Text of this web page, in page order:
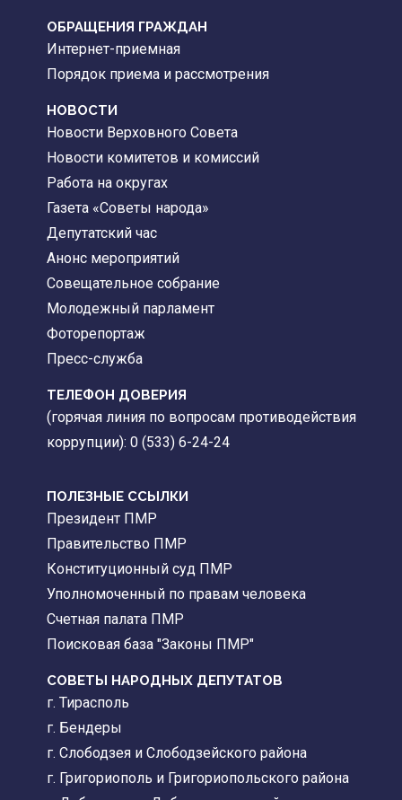
ОБРАЩЕНИЯ ГРАЖДАН
Интернет-приемная
Порядок приема и рассмотрения
НОВОСТИ
Новости Верховного Совета
Новости комитетов и комиссий
Работа на округах
Газета «Советы народа»
Депутатский час
Анонс мероприятий
Совещательное собрание
Молодежный парламент
Фоторепортаж
Пресс-служба
ТЕЛЕФОН ДОВЕРИЯ
(горячая линия по вопросам противодействия
коррупции): 0 (533) 6-24-24
ПОЛЕЗНЫЕ ССЫЛКИ
Президент ПМР
Правительство ПМР
Конституционный суд ПМР
Уполномоченный по правам человека
Счетная палата ПМР
Поисковая база "Законы ПМР"
СОВЕТЫ НАРОДНЫХ ДЕПУТАТОВ
г. Тирасполь
г. Бендеры
г. Слободзея и Слободзейского района
г. Григориополь и Григориопольского района